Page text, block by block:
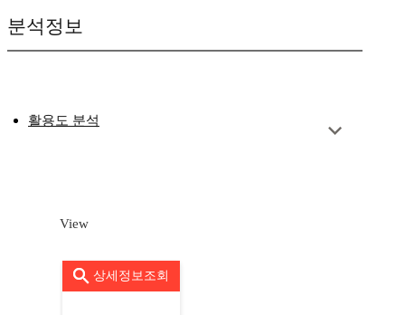
분석정보
활용도 분석
View
상세정보조회